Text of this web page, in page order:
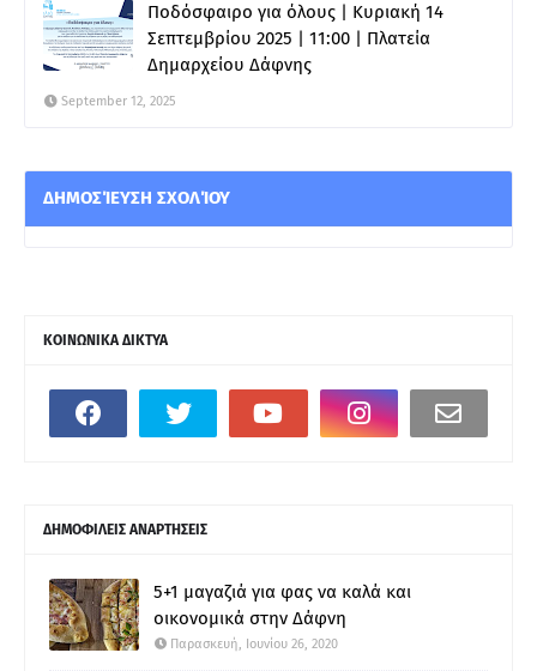
Ποδόσφαιρο για όλους | Κυριακή 14
Σεπτεμβρίου 2025 | 11:00 | Πλατεία
Δημαρχείου Δάφνης
September 12, 2025
ΔΗΜΟΣΊΕΥΣΗ ΣΧΟΛΊΟΥ
ΚΟΙΝΩΝΙΚΑ ΔΙΚΤΥΑ
ΔΗΜΟΦΙΛΕΙΣ ΑΝΑΡΤΗΣΕΙΣ
5+1 μαγαζιά για φας να καλά και
οικονομικά στην Δάφνη
Παρασκευή, Ιουνίου 26, 2020